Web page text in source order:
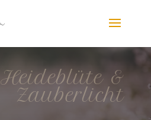
Heideblüte &
Zauberlicht